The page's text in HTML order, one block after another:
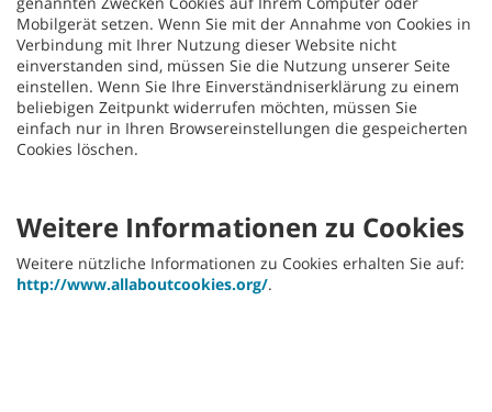
Mobilgerät setzen. Wenn Sie mit der Annahme von Cookies in
Verbindung mit Ihrer Nutzung dieser Website nicht
einverstanden sind, müssen Sie die Nutzung unserer Seite
einstellen. Wenn Sie Ihre Einverständniserklärung zu einem
beliebigen Zeitpunkt widerrufen möchten, müssen Sie
einfach nur in Ihren Browsereinstellungen die gespeicherten
Cookies löschen.
Weitere Informationen zu Cookies
Weitere nützliche Informationen zu Cookies erhalten Sie auf:
http://www.allaboutcookies.org/.